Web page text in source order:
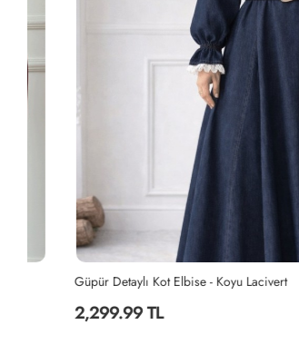
Güpür Detaylı Kot Elbise - Koyu Lacivert
2,299.99 TL